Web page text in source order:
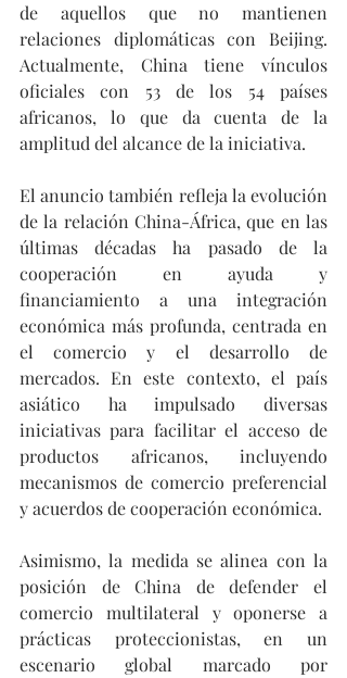
de aquellos que no mantienen
relaciones diplomáticas con Beijing.
Actualmente, China tiene vínculos
oficiales con 53 de los 54 países
africanos, lo que da cuenta de la
amplitud del alcance de la iniciativa.
El anuncio también refleja la evolución
de la relación China-África, que en las
últimas décadas ha pasado de la
cooperación en ayuda y
financiamiento a una integración
económica más profunda, centrada en
el comercio y el desarrollo de
mercados. En este contexto, el país
asiático ha impulsado diversas
iniciativas para facilitar el acceso de
productos africanos, incluyendo
mecanismos de comercio preferencial
y acuerdos de cooperación económica.
Asimismo, la medida se alinea con la
posición de China de defender el
comercio multilateral y oponerse a
prácticas proteccionistas, en un
escenario global marcado por